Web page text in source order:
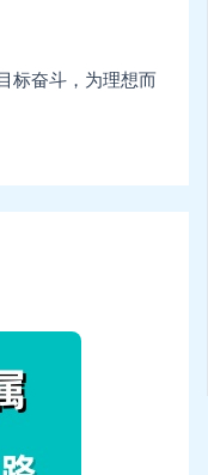
标奋斗，为理想而